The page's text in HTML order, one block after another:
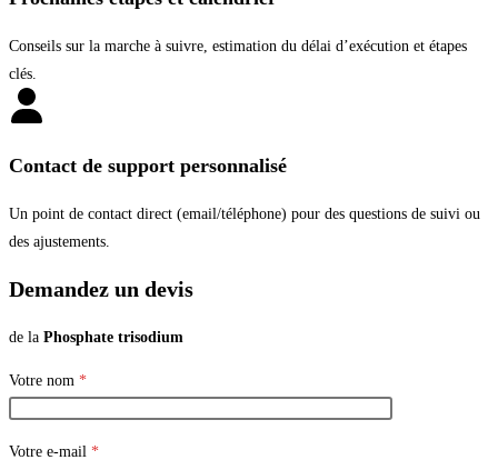
Conseils sur la marche à suivre, estimation du délai d’exécution et étapes
clés.
Contact de support personnalisé
Un point de contact direct (email/téléphone) pour des questions de suivi ou
des ajustements.
Demandez un devis
de la Phosphate trisodium
Votre nom *
Votre e-mail *